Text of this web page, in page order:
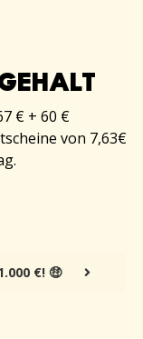
€ + 60 €
von 7,63€
€! 🤑